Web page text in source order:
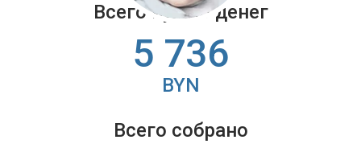
Всего нужно денег
5 736
BYN
Всего собрано